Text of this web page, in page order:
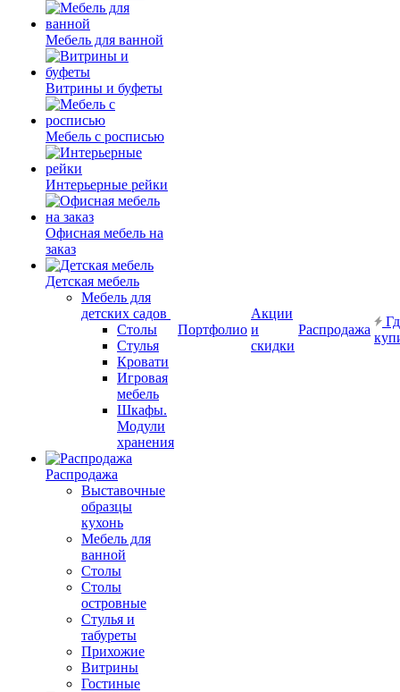
Мебель для ванной
Витрины и буфеты
Мебель с росписью
Интерьерные рейки
Офисная мебель на
заказ
Детская мебель
Мебель для
детских садов
Столы
Стулья
Кровати
Игровая
мебель
Шкафы.
Модули
хранения
Распродажа
Выставочные
образцы
кухонь
Мебель для
ванной
Столы
Столы
островные
Стулья и
табуреты
Прихожие
Витрины
Гостиные
Портфолио
Акции
и
скидки
Распродажа